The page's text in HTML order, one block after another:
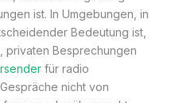
ist. In Umgebungen, in
Bedeutung ist,
privaten Besprechungen
für radio
nicht von